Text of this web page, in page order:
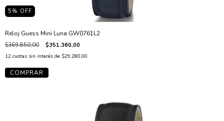
5 % OFF
Reloj Guess Mini Luna GW0761L2
$369.850,00 $351.360,00
12 cuotas sin interés de $29.280,00